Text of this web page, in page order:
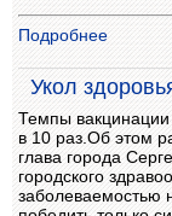
Подробнее
Укол
Темпы вакцинации
в 10 раз.Об этом
глава города
городского
заболеваемостью